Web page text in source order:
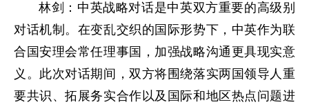
林剑：中英战略对话是中英双方重要的高级别
对话机制。在变乱交织的国际形势下，中英作为联
合国安理会常任理事国，加强战略沟通更具现实意
义。此次对话期间，双方将围绕落实两国领导人重
要共识、拓展务实合作以及国际和地区热点问题进